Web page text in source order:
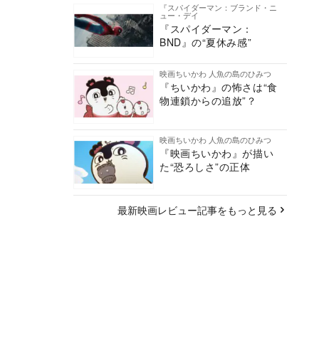
『スパイダーマン：ブランド・ニ
ュー・デイ
『スパイダーマン：
BND』の“夏休み感”
映画ちいかわ 人魚の島のひみつ
『ちいかわ』の怖さは“食
物連鎖からの追放”？
映画ちいかわ 人魚の島のひみつ
『映画ちいかわ』が描い
た“恐ろしさ”の正体
最新映画レビュー記事をもっと見る